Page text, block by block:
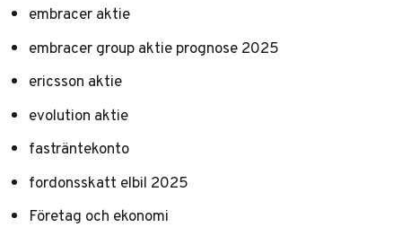
embracer aktie
embracer group aktie prognose 2025
ericsson aktie
evolution aktie
fasträntekonto
fordonsskatt elbil 2025
Företag och ekonomi